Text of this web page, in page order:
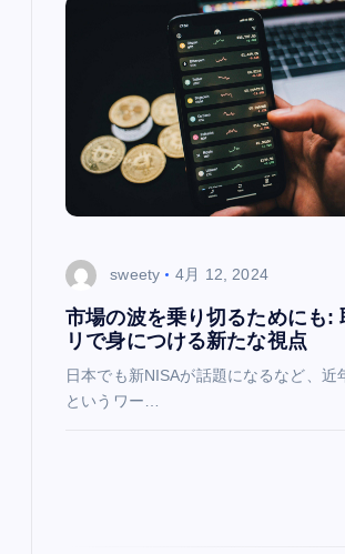
sweety 4月 12, 2024
市場の波を乗り切るためにも:
リで身につける新たな視点
日本でも新NISAが話題になるなど、近
というワー…